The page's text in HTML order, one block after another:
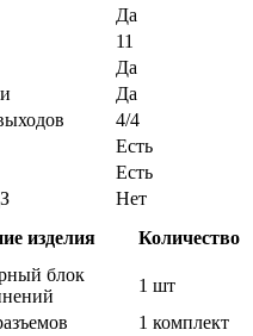
Да
11
Да
Да
4/4
Есть
Есть
Нет
изделия Количество
блок
1 шт
1 комплект